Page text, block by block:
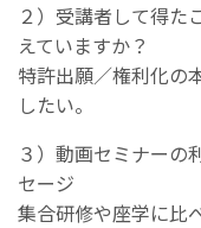
２）受講者して得た
えていますか？
特許出願／権利化の
したい。
３）動画セミナーの
セージ
集合研修や座学に比